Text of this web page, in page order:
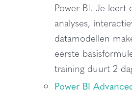
Power BI. Je leert
analyses,
datamodellen
eerste
training duurt 2
Power BI